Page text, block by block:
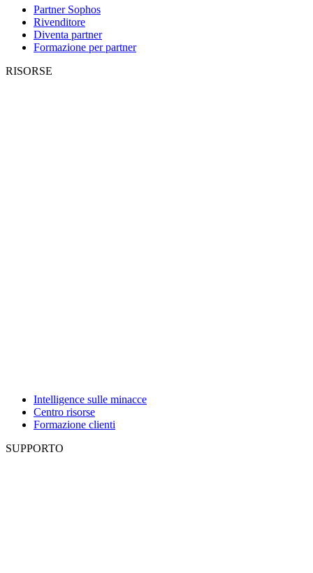
Partner Sophos
Rivenditore
Diventa partner
Formazione per partner
RISORSE
Intelligence sulle minacce
Centro risorse
Formazione clienti
SUPPORTO